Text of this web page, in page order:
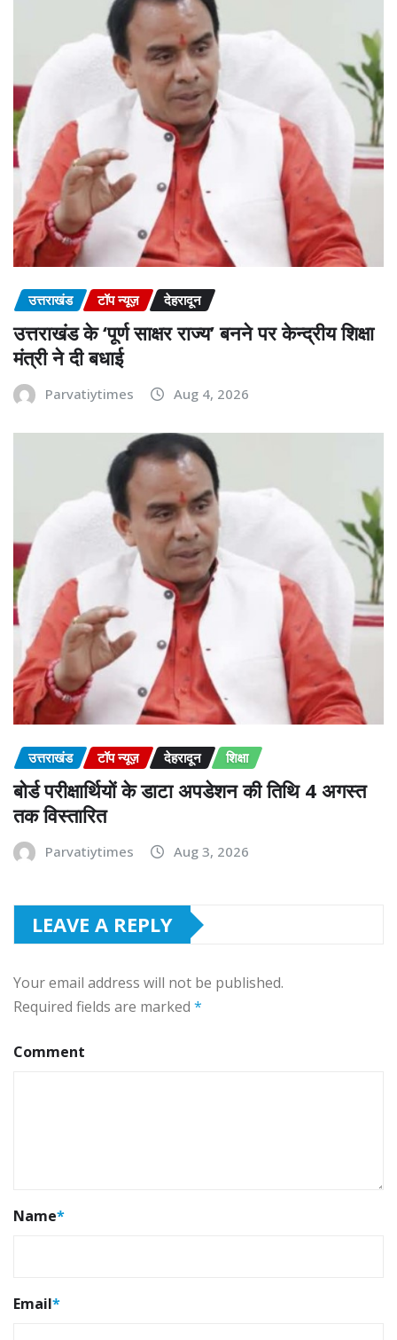
उत्तराखंड टॉप न्यूज़ देहरादून
उत्तराखंड के ‘पूर्ण साक्षर राज्य’ बनने पर केन्द्रीय शिक्षा
मंत्री ने दी बधाई
Parvatiytimes Aug 4, 2026
उत्तराखंड टॉप न्यूज़ देहरादून शिक्षा
बोर्ड परीक्षार्थियों के डाटा अपडेशन की तिथि 4 अगस्त
तक विस्तारित
Parvatiytimes Aug 3, 2026
LEAVE A REPLY
Your email address will not be published.
Required fields are marked *
Comment
Name*
Email*